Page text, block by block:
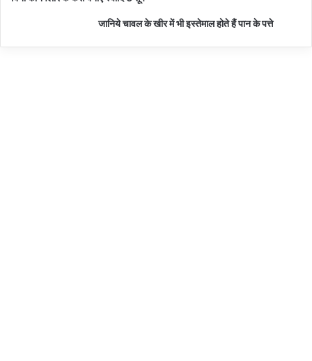
जानिये चावल के खीर में भी इस्तेमाल होते हैं पान के पत्ते